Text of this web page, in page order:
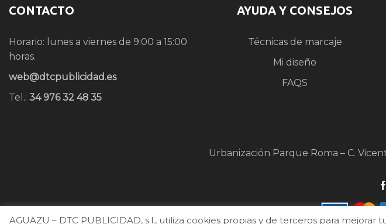
CONTACTO
Horario: lunes a viernes de 9:00 a 15:00
horas.
web@dtcpublicidad.es
Tel.: 34 976 32 48 35
AYUDA Y CONSEJOS
Técnicas de marcaje
Mi diseño
FAQS
Urbanización Parque Roma – C.
AGUAZU – DTC PUBLICIDAD, s.l., utiliza cookies propias y de terceros para